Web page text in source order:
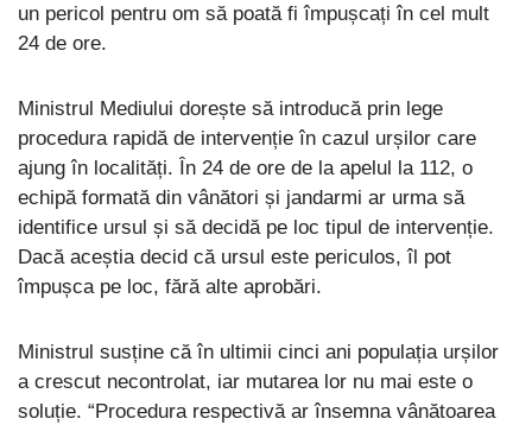
un pericol pentru om să poată fi împușcați în cel mult
24 de ore.
Ministrul Mediului dorește să introducă prin lege
procedura rapidă de intervenție în cazul urșilor care
ajung în localități. În 24 de ore de la apelul la 112, o
echipă formată din vânători și jandarmi ar urma să
identifice ursul și să decidă pe loc tipul de intervenție.
Dacă aceștia decid că ursul este periculos, îl pot
împușca pe loc, fără alte aprobări.
Ministrul susține că în ultimii cinci ani populația urșilor
a crescut necontrolat, iar mutarea lor nu mai este o
soluție. “Procedura respectivă ar însemna vânătoarea